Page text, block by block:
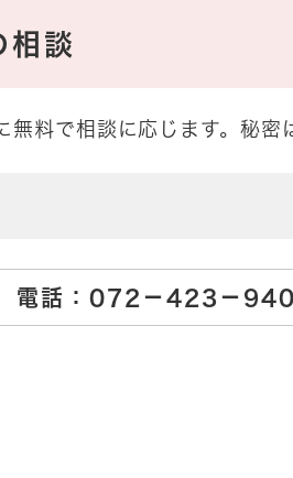
相談
無料で相談に応じます。秘密
電話：072－423－